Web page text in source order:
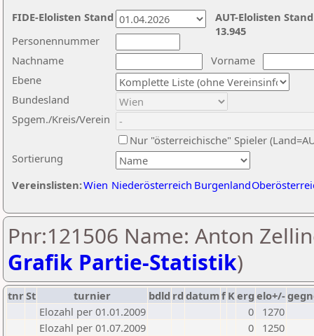
Nachname
Vorname
Ebene
Sortierung
Personennummer
Bundesland
Spgem./Kreis/Verein
Nur "österreichische" Spieler
Vereinslisten:Wien Niederösterreich Burgenland
AUT-Elolisten
13.945
FIDE-Elolisten Stand
Pnr:121506 Name: Anton
Grafik Partie-Statistik)
tnrSt turnier bdld rd datumf Kerg elo+/-
Elozahl per 01.01.2009
0
1270
Elozahl per 01.07.2009
0
1250